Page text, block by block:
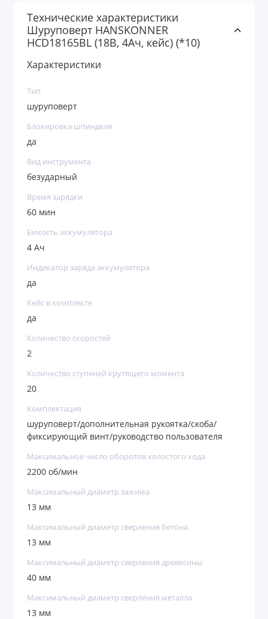
Технические характеристики
Шуруповерт HANSKONNER
HCD18165BL (18В, 4Ач, кейс) (*10)
Характеристики
Тип
шуруповерт
Блокировка шпинделя
да
Вид инструмента
безударный
Время зарядки
60 мин
Емкость аккумулятора
4 Ач
Индикатор заряда аккумулятора
да
Кейс в комплекте
да
Количество скоростей
2
Количество ступеней крутящего момента
20
Комплектация
шуруповерт/дополнительная рукоятка/скоба/
фиксирующий винт/руководство пользователя
Максимальное число оборотов холостого хода
2200 об/мин
Максимальный диаметр зажима
13 мм
Максимальный диаметр сверления бетона
13 мм
Максимальный диаметр сверления древесины
40 мм
Максимальный диаметр сверления металла
13 мм